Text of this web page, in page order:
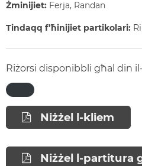
Żminijiet: Ferja, Randan
Tindaqq f’ħinijiet partikolari:
Riżorsi disponibbli għal din
Niżżel l-kliem
Niżżel l-partitura